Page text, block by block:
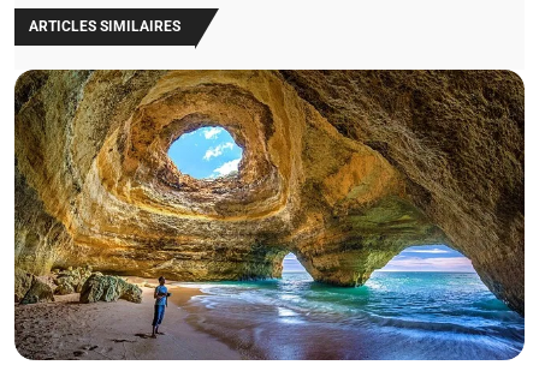
ARTICLES SIMILAIRES